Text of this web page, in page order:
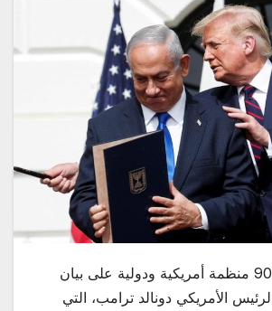
وقعت أكثر من 90 منظمة أمريكية ودولية على بيان
الأمريكي دونالد ترامب، التي